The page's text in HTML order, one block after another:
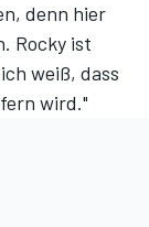
denn hier
Rocky ist
weiß, dass
wird."